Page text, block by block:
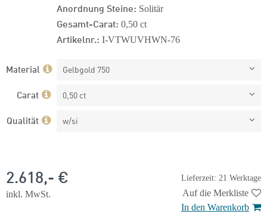
Anordnung Steine: Solitär
Gesamt-Carat: 0,50 ct
Artikelnr.: I-VTWUVHWN-76
Material Gelbgold 750
Carat 0,50 ct
Qualität w/si
Lieferzeit: 21 Werktage
2.618,- €
inkl. MwSt.
Auf die Merkliste
In den Warenkorb